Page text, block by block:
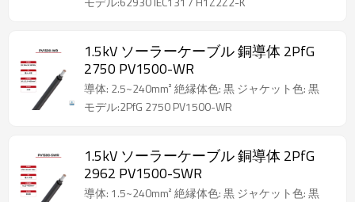
1.5kV ソーラーケーブル 銅導体 2PfG
2750 PV1500-WR
導体: 2.5~240mm² 絶縁体色: 黒 ジャケット色: 黒
モデル:2PfG 2750 PV1500-WR
1.5kV ソーラーケーブル 銅導体 2PfG
2962 PV1500-SWR
導体: 1.5~240mm² 絶縁体色: 黒 ジャケット色: 黒